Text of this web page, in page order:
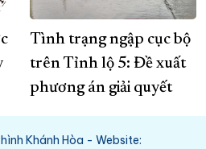
Tình trạng ngập cục bộ
trên Tỉnh lộ 5: Đề xuất
phương án giải quyết
Khánh Hòa - Website: